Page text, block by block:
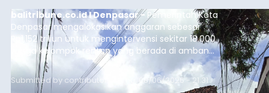
balitribune.co.id I Denpasar - Pemerintah Kota
Denpasar mengalokasikan anggaran sebesar
Rp1,152 triliun untuk mengintervensi sekitar 18.000
warga kelompok rentan yang berada di ambang
garis kemiskinan. Langkah strategis ini diambil
guna menjaga masyarakat yang berada pada
kelompok desil 5 dan 6 tersebut agar tidak
Submitted by contributor Thu, 08/06/2026 - 21:31